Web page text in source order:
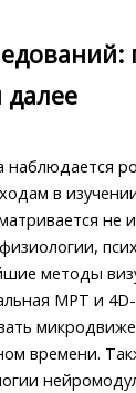
далее
наблюдается
в
не
методы
МРТ и
времени.